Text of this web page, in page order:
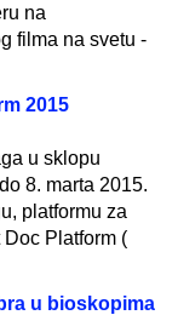
na
filma na svetu -
2015
u sklopu
8. marta 2015.
platformu za
Platform (
u bioskopima